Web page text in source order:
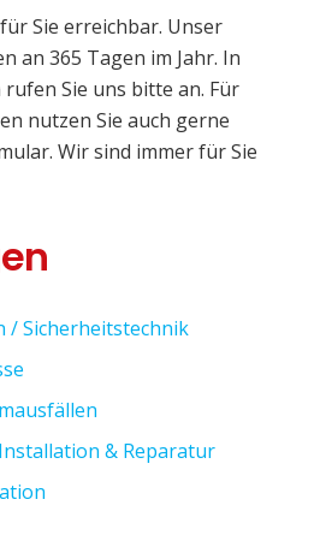
Sie erreichbar. Unser
an 365 Tagen im Jahr. In
Sie uns bitte an. Für
nutzen Sie auch gerne
Wir sind immer für Sie
/ Sicherheitstechnik
& Reparatur